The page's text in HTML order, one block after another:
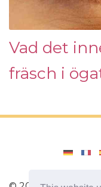
Vad det
fräsch i